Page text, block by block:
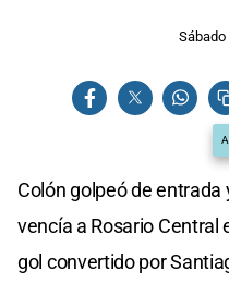
Sábado
Colón golpeó de
vencía a Rosario Central
gol convertido por